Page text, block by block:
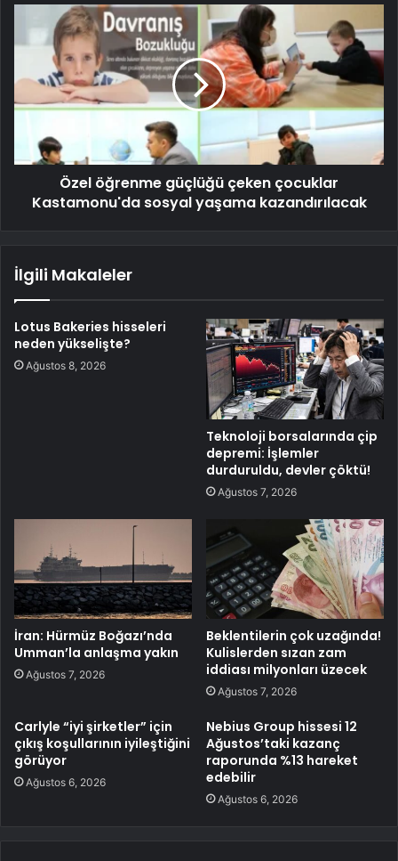
Özel öğrenme güçlüğü çeken çocuklar
Kastamonu'da sosyal yaşama kazandırılacak
İlgili Makaleler
Lotus Bakeries hisseleri
neden yükselişte?
Ağustos 8, 2026
Teknoloji borsalarında çip
depremi: İşlemler
durduruldu, devler çöktü!
Ağustos 7, 2026
İran: Hürmüz Boğazı’nda
Umman’la anlaşma yakın
Ağustos 7, 2026
Beklentilerin çok uzağında!
Kulislerden sızan zam
iddiası milyonları üzecek
Ağustos 7, 2026
Carlyle “iyi şirketler” için
çıkış koşullarının iyileştiğini
görüyor
Ağustos 6, 2026
Nebius Group hissesi 12
Ağustos’taki kazanç
raporunda %13 hareket
edebilir
Ağustos 6, 2026